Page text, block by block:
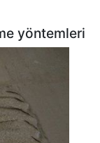
yöntemleri